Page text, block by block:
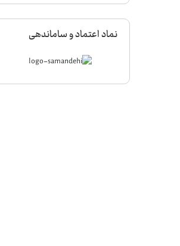
نماد اعتماد و ساماندهی